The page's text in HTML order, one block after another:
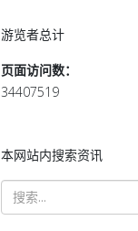
游览者总计
页面访问数：
34407519
本网站内搜索资讯